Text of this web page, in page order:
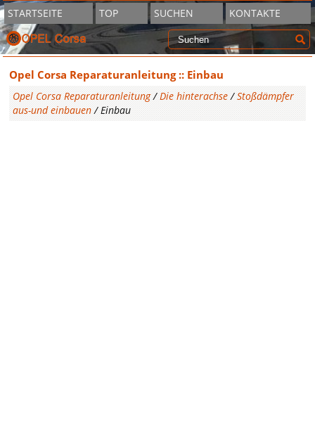
STARTSEITE TOP SUCHEN KONTAKTE
Opel Corsa Reparaturanleitung :: Einbau
Opel Corsa Reparaturanleitung/Die hinterachse /Stoßdämpfer
aus-und einbauen / Einbau